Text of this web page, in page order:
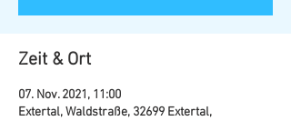
Zeit & Ort
07. Nov. 2021, 11:00
Extertal, Waldstraße, 32699 Extertal,